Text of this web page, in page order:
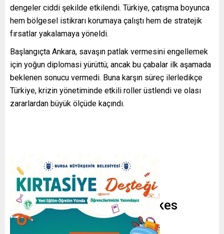
dengeler ciddi şekilde etkilendi. Türkiye, çatışma boyunca
hem bölgesel istikrarı korumaya çalıştı hem de stratejik
fırsatlar yakalamaya yöneldi.
Başlangıçta Ankara, savaşın patlak vermesini engellemek
için yoğun diplomasi yürüttü; ancak bu çabalar ilk aşamada
beklenen sonucu vermedi. Buna karşın süreç ilerledikçe
Türkiye, krizin yönetiminde etkili roller üstlendi ve olası
zararlardan büyük ölçüde kaçındı.
Diplomasi, Uzlaşı ve Ateşkes
Süreci